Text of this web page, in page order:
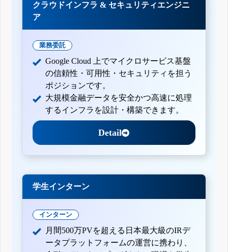
クラウドインフラ & セキュリティエンジニ
ア
業務委託
Google Cloud 上でマイクロサービス基盤
の信頼性・可用性・セキュリティを担う
ポジションです。
大規模金融データを安全かつ高速に処理
するインフラを設計・構築できます。
Detail
学生インターン
インターン
月間500万PVを超える日本最大級のIRデ
ータプラットフォームの運営に携わり、